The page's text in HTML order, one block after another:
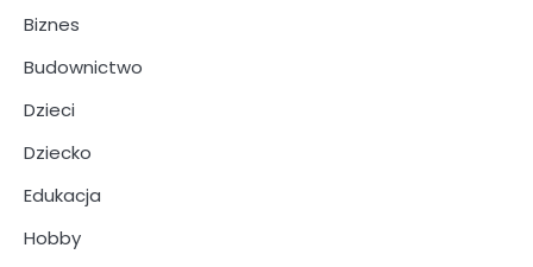
Biznes
Budownictwo
Dzieci
Dziecko
Edukacja
Hobby